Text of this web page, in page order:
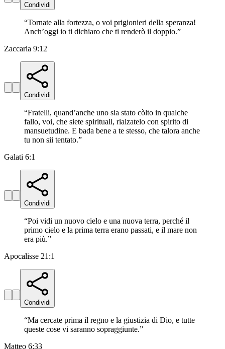
Condividi
“Tornate alla fortezza, o voi prigionieri della speranza!
Anch’oggi io ti dichiaro che ti renderò il doppio.”
Zaccaria 9:12
Condividi
“Fratelli, quand’anche uno sia stato còlto in qualche
fallo, voi, che siete spirituali, rialzatelo con spirito di
mansuetudine. E bada bene a te stesso, che talora anche
tu non sii tentato.”
Galati 6:1
Condividi
“Poi vidi un nuovo cielo e una nuova terra, perché il
primo cielo e la prima terra erano passati, e il mare non
era più.”
Apocalisse 21:1
Condividi
“Ma cercate prima il regno e la giustizia di Dio, e tutte
queste cose vi saranno sopraggiunte.”
Matteo 6:33